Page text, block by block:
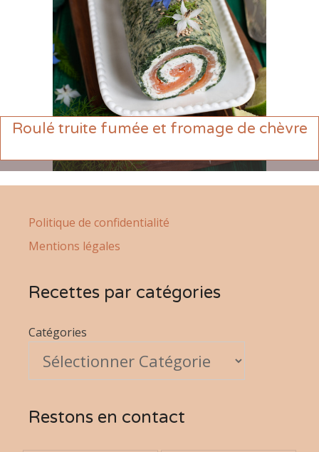
Roulé truite fumée et fromage de chèvre
Politique de confidentialité
Mentions légales
Recettes par catégories
Catégories
Restons en contact